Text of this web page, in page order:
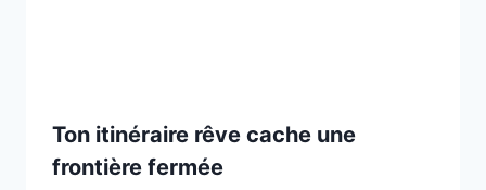
Ton itinéraire rêve cache une
frontière fermée